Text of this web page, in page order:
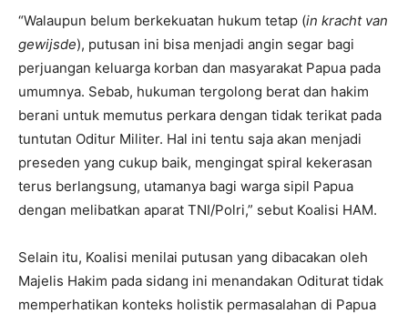
“Walaupun belum berkekuatan hukum tetap (in kracht van
gewijsde), putusan ini bisa menjadi angin segar bagi
perjuangan keluarga korban dan masyarakat Papua pada
umumnya. Sebab, hukuman tergolong berat dan hakim
berani untuk memutus perkara dengan tidak terikat pada
tuntutan Oditur Militer. Hal ini tentu saja akan menjadi
preseden yang cukup baik, mengingat spiral kekerasan
terus berlangsung, utamanya bagi warga sipil Papua
dengan melibatkan aparat TNI/Polri,” sebut Koalisi HAM.
Selain itu, Koalisi menilai putusan yang dibacakan oleh
Majelis Hakim pada sidang ini menandakan Oditurat tidak
memperhatikan konteks holistik permasalahan di Papua